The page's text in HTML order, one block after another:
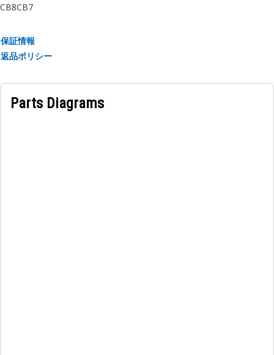
CB8CB7
保証情報
返品ポリシー
Parts Diagrams